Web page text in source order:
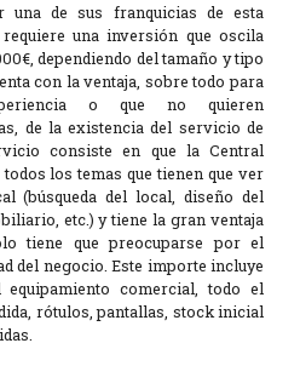
una de sus franquicias de esta
una inversión que oscila
dependiendo del tamaño y tipo
con la ventaja, sobre todo para
o que no quieren
de la existencia del servicio de
consiste en que la Central
los temas que tienen que ver
(búsqueda del local, diseño del
etc.) y tiene la gran ventaja
tiene que preocuparse por el
del negocio. Este importe incluye
comercial, todo el
rótulos, pantallas, stock inicial